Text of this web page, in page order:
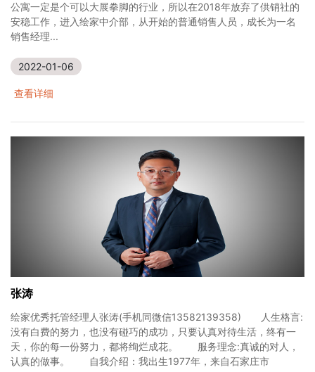
公寓一定是个可以大展拳脚的行业，所以在2018年放弃了供销社的
安稳工作，进入绘家中介部，从开始的普通销售人员，成长为一名
销售经理...
2022-01-06
查看详细
张涛
绘家优秀托管经理人张涛(手机同微信13582139358) 人生格言:
没有白费的努力，也没有碰巧的成功，只要认真对待生活，终有一
天，你的每一份努力，都将绚烂成花。 服务理念:真诚的对人，
认真的做事。 自我介绍：我出生1977年，来自石家庄市